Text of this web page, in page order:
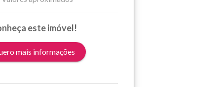
este imóvel!
mais informações